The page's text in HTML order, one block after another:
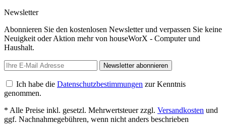
Newsletter
Abonnieren Sie den kostenlosen Newsletter und verpassen Sie keine
Neuigkeit oder Aktion mehr von houseWorX - Computer und
Haushalt.
Newsletter abonnieren
Ich habe die Datenschutzbestimmungen zur Kenntnis
genommen.
* Alle Preise inkl. gesetzl. Mehrwertsteuer zzgl. Versandkosten und
ggf. Nachnahmegebühren, wenn nicht anders beschrieben